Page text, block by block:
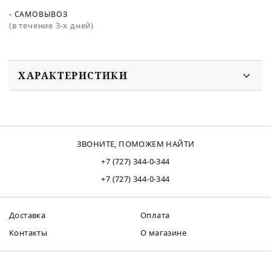
- САМОВЫВОЗ
(в течение 3-х дней)
ХАРАКТЕРИСТИКИ
ЗВОНИТЕ, ПОМОЖЕМ НАЙТИ
+7 (727) 344-0-344
+7 (727) 344-0-344
Доставка
Оплата
Контакты
О магазине